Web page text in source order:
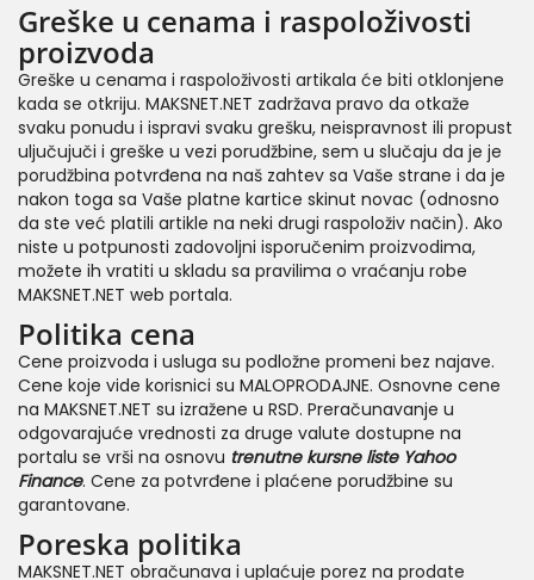
Greške u cenama i raspoloživosti
proizvoda
Greške u cenama i raspoloživosti artikala će biti otklonjene
kada se otkriju. MAKSNET.NET zadržava pravo da otkaže
svaku ponudu i ispravi svaku grešku, neispravnost ili propust
uljučujuči i greške u vezi porudžbine, sem u slučaju da je je
porudžbina potvrđena na naš zahtev sa Vaše strane i da je
nakon toga sa Vaše platne kartice skinut novac (odnosno
da ste već platili artikle na neki drugi raspoloživ način). Ako
niste u potpunosti zadovoljni isporučenim proizvodima,
možete ih vratiti u skladu sa pravilima o vraćanju robe
MAKSNET.NET web portala.
Politika cena
Cene proizvoda i usluga su podložne promeni bez najave.
Cene koje vide korisnici su MALOPRODAJNE. Osnovne cene
na MAKSNET.NET su izražene u RSD. Preračunavanje u
odgovarajuće vrednosti za druge valute dostupne na
portalu se vrši na osnovu trenutne kursne liste Yahoo
Finance. Cene za potvrđene i plaćene porudžbine su
garantovane.
Poreska politika
MAKSNET.NET obračunava i uplaćuje porez na prodate